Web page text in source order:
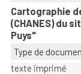
Cartographie
(CHANES) du
Puys"
Type de
texte imprimé